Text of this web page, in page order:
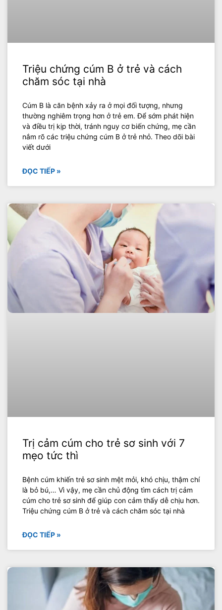
Triệu chứng cúm B ở trẻ và cách
chăm sóc tại nhà
Cúm B là căn bệnh xảy ra ở mọi đối tượng, nhưng
thường nghiêm trọng hơn ở trẻ em. Để sớm phát hiện
và điều trị kịp thời, tránh nguy cơ biến chứng, mẹ cần
nắm rõ các triệu chứng cúm B ở trẻ nhỏ. Theo dõi bài
viết dưới
ĐỌC TIẾP »
Trị cảm cúm cho trẻ sơ sinh với 7
mẹo tức thì
Bệnh cúm khiến trẻ sơ sinh mệt mỏi, khó chịu, thậm chí
là bỏ bú,… Vì vậy, mẹ cần chủ động tìm cách trị cảm
cúm cho trẻ sơ sinh để giúp con cảm thấy dễ chịu hơn.
Triệu chứng cúm B ở trẻ và cách chăm sóc tại nhà
ĐỌC TIẾP »